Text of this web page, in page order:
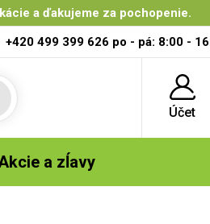
a ďakujeme za pochopenie.
+420 499 399 626 po - pá: 8:00 -
Účet
a zĺavy